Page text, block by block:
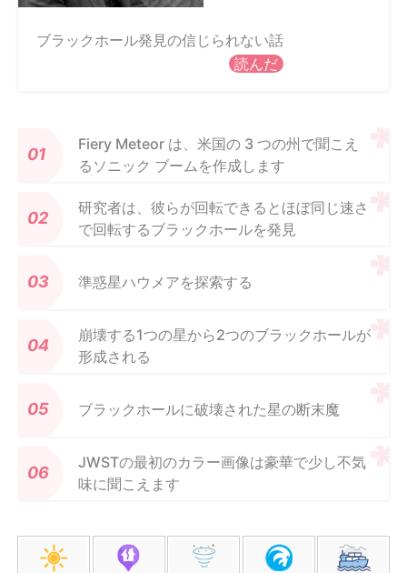
ブラックホール発見の信じられない話
読んだ
Fiery Meteor は、米国の 3 つの州で聞こえ
るソニック ブームを作成します
研究者は、彼らが回転できるとほぼ同じ速さ
で回転するブラックホールを発見
準惑星ハウメアを探索する
崩壊する1つの星から2つのブラックホールが
形成される
ブラックホールに破壊された星の断末魔
JWSTの最初のカラー画像は豪華で少し不気
味に聞こえます